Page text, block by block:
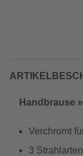
Handbrause
Verchromt
3